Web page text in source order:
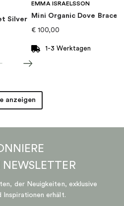
Silver
EMMA ISRAELSSON
Mini Organic Dove
€ 100,00
1-3 Werktagen
anzeigen
NEWSLETTER
der Neuigkeiten, exklusive
Inspirationen erhält.